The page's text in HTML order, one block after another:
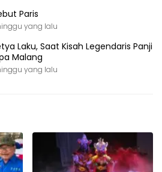
Paris
yang lalu
Laku, Saat Kisah Legendaris Panji
Malang
yang lalu